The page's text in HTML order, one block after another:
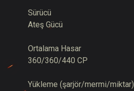
Sürücü
Ateş Gücü
Ortalama Hasar
360/360/440 CP
Yükleme (şarjör/mermi/miktar)